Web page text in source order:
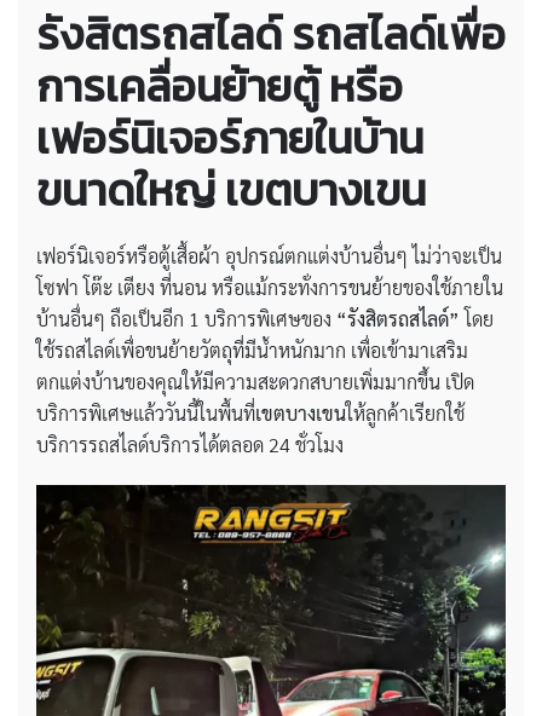
รังสิตรถสไลด์ รถสไลด์เพื่อ
การเคลื่อนย้ายตู้ หรือ
เฟอร์นิเจอร์ภายในบ้าน
ขนาดใหญ่ เขตบางเขน
เฟอร์นิเจอร์หรือตู้เสื้อผ้า อุปกรณ์ตกแต่งบ้านอื่นๆ ไม่ว่าจะเป็น
โซฟา โต๊ะ เตียง ที่นอน หรือแม้กระทั่งการขนย้ายของใช้ภายใน
บ้านอื่นๆ ถือเป็นอีก 1 บริการพิเศษของ “รังสิตรถสไลด์” โดย
ใช้รถสไลด์เพื่อขนย้ายวัตถุที่มีน้ำหนักมาก เพื่อเข้ามาเสริม
ตกแต่งบ้านของคุณให้มีความสะดวกสบายเพิ่มมากขึ้น เปิด
บริการพิเศษแล้ววันนี้ในพื้นที่เขตบางเขนให้ลูกค้าเรียกใช้
บริการรถสไลด์บริการได้ตลอด 24 ชั่วโมง